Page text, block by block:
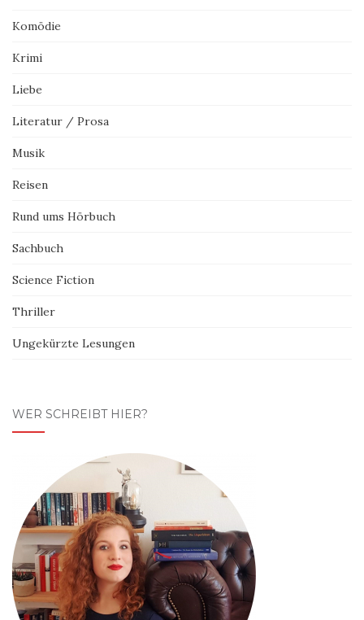
Komödie
Krimi
Liebe
Literatur / Prosa
Musik
Reisen
Rund ums Hörbuch
Sachbuch
Science Fiction
Thriller
Ungekürzte Lesungen
WER SCHREIBT HIER?